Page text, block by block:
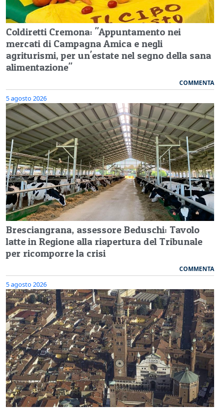
Coldiretti Cremona: "Appuntamento nei
mercati di Campagna Amica e negli
agriturismi, per un'estate nel segno della sana
alimentazione"
COMMENTA
5 agosto 2026
Bresciangrana, assessore Beduschi: Tavolo
latte in Regione alla riapertura del Tribunale
per ricomporre la crisi
COMMENTA
5 agosto 2026